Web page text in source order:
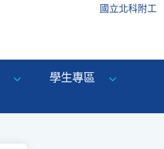
國立北科附工
學生專區